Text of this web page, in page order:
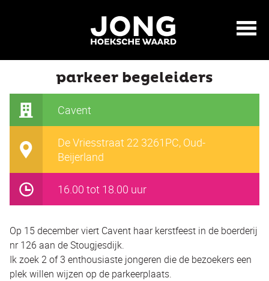
parkeer begeleiders
Cavent
De Vriesstraat 22 3261PC, Oud-
Beijerland
16.00 tot 18.00 uur
Op 15 december viert Cavent haar kerstfeest in de boerderij
nr 126 aan de Stougjesdijk.
Ik zoek 2 of 3 enthousiaste jongeren die de bezoekers een
plek willen wijzen op de parkeerplaats.